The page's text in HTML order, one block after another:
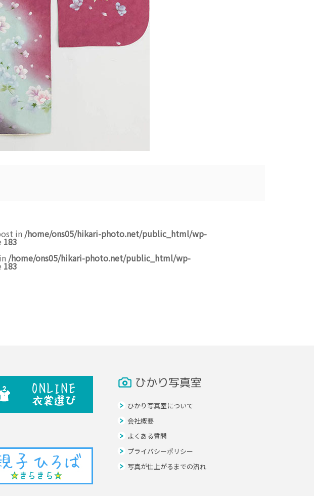
in /home/ons05/hikari-photo.net/public_html/wp-
183
/home/ons05/hikari-photo.net/public_html/wp-
183
ひかり写真室
ひかり写真室について
会社概要
よくある質問
プライバシーポリシー
写真が仕上がるまでの流れ